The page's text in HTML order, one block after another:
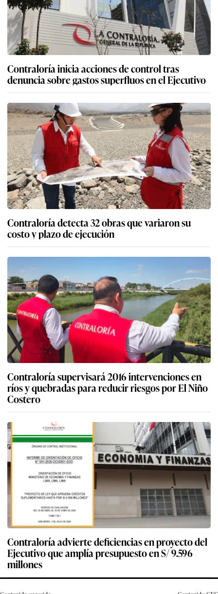
Contraloría inicia acciones de control tras
denuncia sobre gastos superfluos en el Ejecutivo
Contraloría detecta 32 obras que variaron su
costo y plazo de ejecución
Contraloría supervisará 2016 intervenciones en
ríos y quebradas para reducir riesgos por El Niño
Costero
Contraloría advierte deficiencias en proyecto del
Ejecutivo que amplía presupuesto en S/ 9.596
millones